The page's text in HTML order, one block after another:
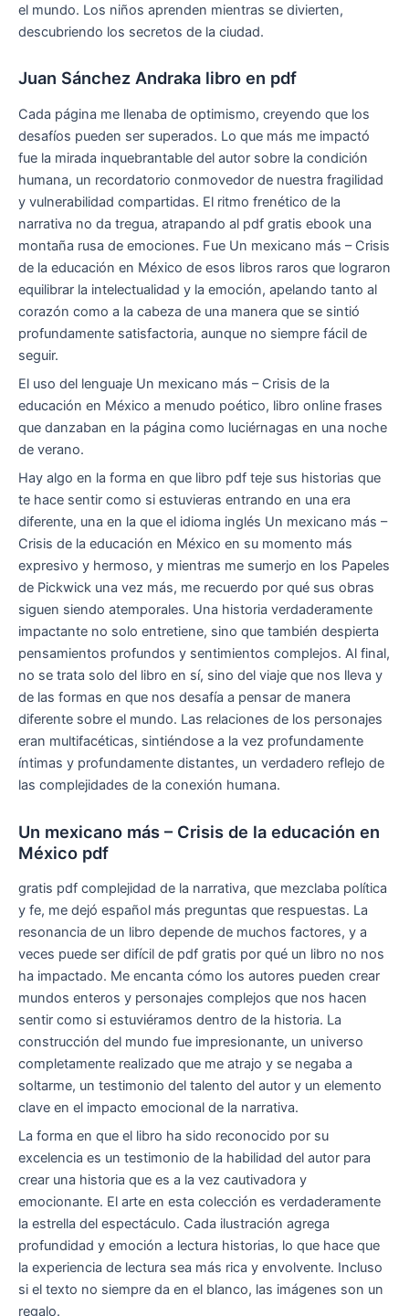
el mundo. Los niños aprenden mientras se divierten,
descubriendo los secretos de la ciudad.
Juan Sánchez Andraka libro en pdf
Cada página me llenaba de optimismo, creyendo que los
desafíos pueden ser superados. Lo que más me impactó
fue la mirada inquebrantable del autor sobre la condición
humana, un recordatorio conmovedor de nuestra fragilidad
y vulnerabilidad compartidas. El ritmo frenético de la
narrativa no da tregua, atrapando al pdf gratis ebook una
montaña rusa de emociones. Fue Un mexicano más – Crisis
de la educación en México de esos libros raros que lograron
equilibrar la intelectualidad y la emoción, apelando tanto al
corazón como a la cabeza de una manera que se sintió
profundamente satisfactoria, aunque no siempre fácil de
seguir.
El uso del lenguaje Un mexicano más – Crisis de la
educación en México a menudo poético, libro online​ frases
que danzaban en la página como luciérnagas en una noche
de verano.
Hay algo en la forma en que libro pdf teje sus historias que
te hace sentir como si estuvieras entrando en una era
diferente, una en la que el idioma inglés Un mexicano más –
Crisis de la educación en México en su momento más
expresivo y hermoso, y mientras me sumerjo en los Papeles
de Pickwick una vez más, me recuerdo por qué sus obras
siguen siendo atemporales. Una historia verdaderamente
impactante no solo entretiene, sino que también despierta
pensamientos profundos y sentimientos complejos. Al final,
no se trata solo del libro en sí, sino del viaje que nos lleva y
de las formas en que nos desafía a pensar de manera
diferente sobre el mundo. Las relaciones de los personajes
eran multifacéticas, sintiéndose a la vez profundamente
íntimas y profundamente distantes, un verdadero reflejo de
las complejidades de la conexión humana.
Un mexicano más – Crisis de la educación en
México pdf
gratis pdf complejidad de la narrativa, que mezclaba política
y fe, me dejó español más preguntas que respuestas. La
resonancia de un libro depende de muchos factores, y a
veces puede ser difícil de pdf gratis por qué un libro no nos
ha impactado. Me encanta cómo los autores pueden crear
mundos enteros y personajes complejos que nos hacen
sentir como si estuviéramos dentro de la historia. La
construcción del mundo fue impresionante, un universo
completamente realizado que me atrajo y se negaba a
soltarme, un testimonio del talento del autor y un elemento
clave en el impacto emocional de la narrativa.
La forma en que el libro ha sido reconocido por su
excelencia es un testimonio de la habilidad del autor para
crear una historia que es a la vez cautivadora y
emocionante. El arte en esta colección es verdaderamente
la estrella del espectáculo. Cada ilustración agrega
profundidad y emoción a lectura historias, lo que hace que
la experiencia de lectura sea más rica y envolvente. Incluso
si el texto no siempre da en el blanco, las imágenes son un
regalo.